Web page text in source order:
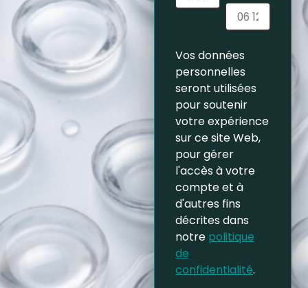
Vos données
personnelles
seront utilisées
pour soutenir
votre expérience
sur ce site Web,
pour gérer
l'accès à votre
compte et à
d'autres fins
décrites dans
notre politique
de
confidentialité.